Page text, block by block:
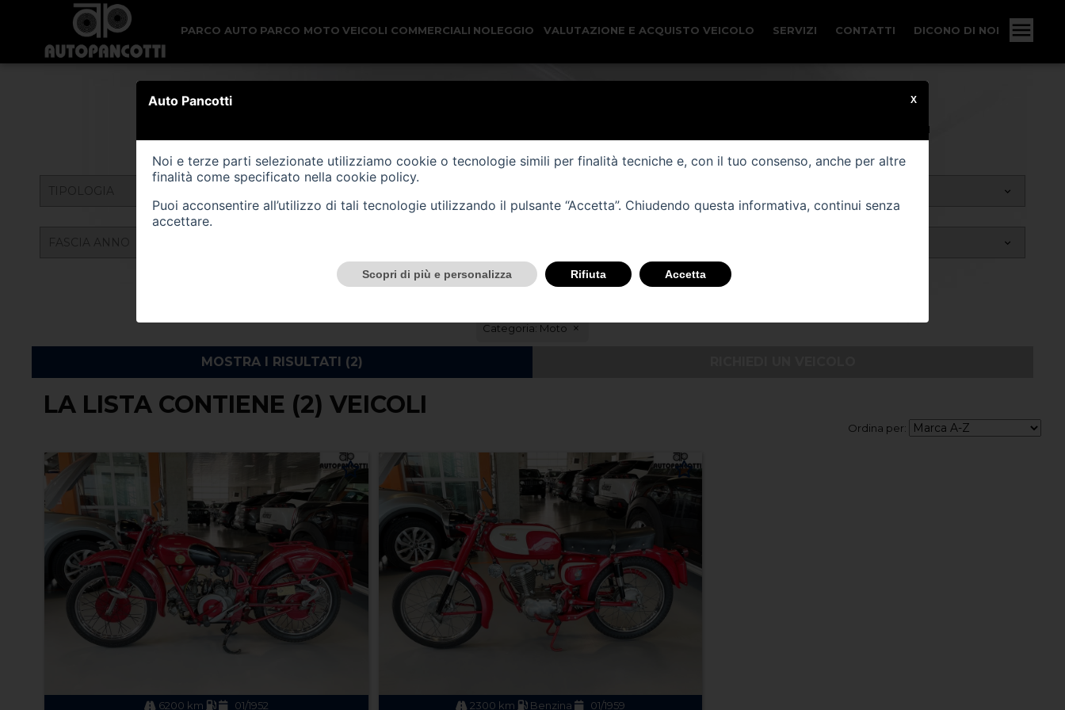
PARCO AUTO PARCO MOTO VEICOLI COMMERCIALI NOLEGGIO VALUTAZIONE E ACQUISTO VEICOLO SERVIZI CONTATTI DICONO DI NOI
VEICOLI COMMERCIALI
VEICOLO PER NEOPATENTATI
Categoria: Moto
LA LISTA CONTIENE (2) VEICOLI
Ordina per:
6200 km 01/1952 2300 km Benzina 01/1959
Auto Pancotti
Noi e terze parti selezionate utilizziamo cookie o tecnologie simili per finalità tecniche e, con il tuo consenso, anche per altre
finalità come specificato nella cookie policy.
Puoi acconsentire all’utilizzo di tali tecnologie utilizzando il pulsante “Accetta”. Chiudendo questa informativa, continui senza
accettare.
Scopri di più e personalizza Rifiuta Accetta
X